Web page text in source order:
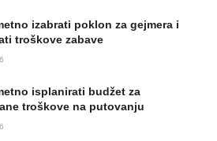
izabrati poklon za gejmera i
troškove zabave
isplanirati budžet za
troškove na putovanju